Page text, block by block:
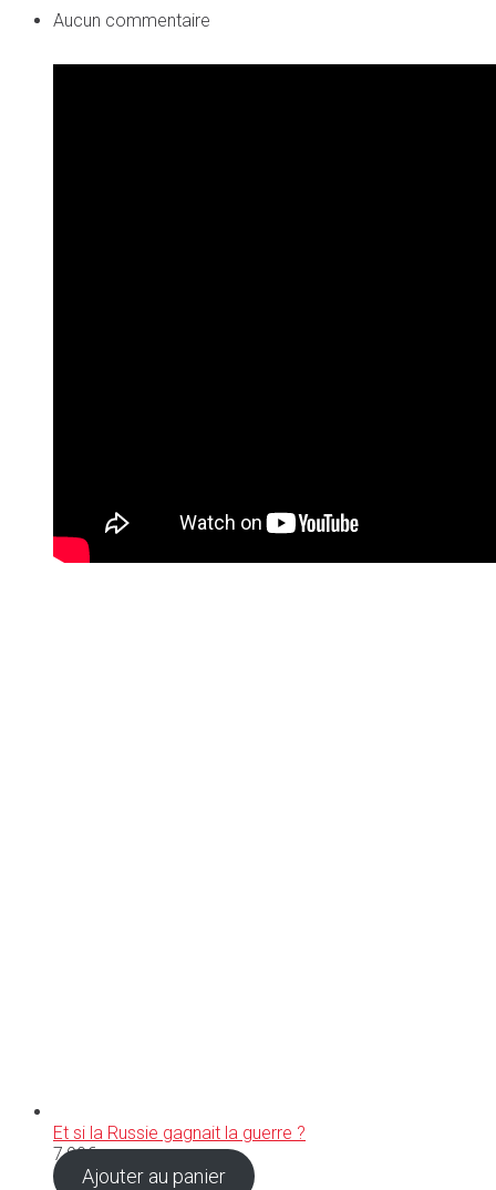
Aucun commentaire
Et si la Russie gagnait la guerre ?
7,90€
Ajouter au panier